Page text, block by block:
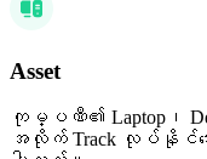
Asset
ကုမ္ပဏီ၏ Laptop၊
အလိုက် Track လုပ်နိုင်သော